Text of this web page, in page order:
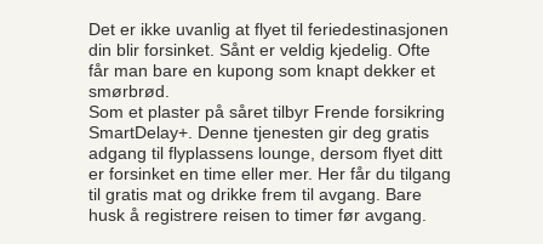
Det er ikke uvanlig at flyet til feriedestinasjonen
din blir forsinket. Sånt er veldig kjedelig. Ofte
får man bare en kupong som knapt dekker et
smørbrød.
Som et plaster på såret tilbyr Frende forsikring
SmartDelay+. Denne tjenesten gir deg gratis
adgang til flyplassens lounge, dersom flyet ditt
er forsinket en time eller mer. Her får du tilgang
til gratis mat og drikke frem til avgang. Bare
husk å registrere reisen to timer før avgang.